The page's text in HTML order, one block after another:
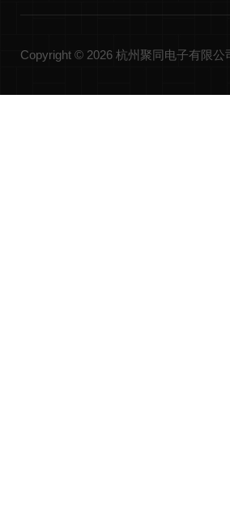
Copyright © 2026 杭州聚同电子有限公